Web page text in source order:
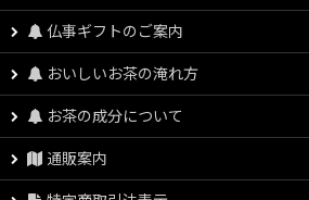
仏事ギフトのご案内
おいしいお茶の淹れ方
お茶の成分について
通販案内